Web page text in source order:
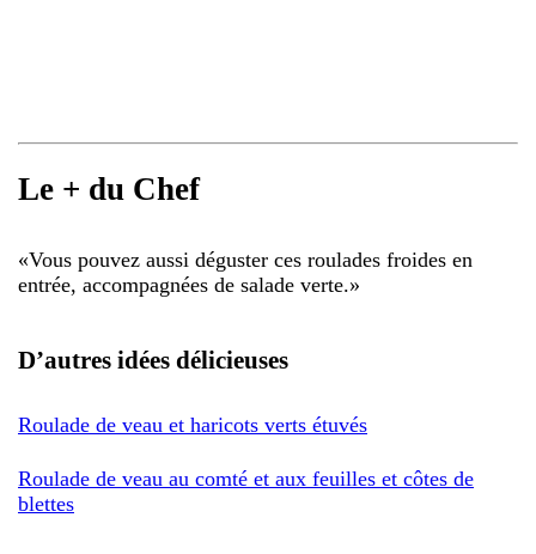
Le + du Chef
«Vous pouvez aussi déguster ces roulades froides en
entrée, accompagnées de salade verte.»
D’autres idées délicieuses
Roulade de veau et haricots verts étuvés
Roulade de veau au comté et aux feuilles et côtes de
blettes